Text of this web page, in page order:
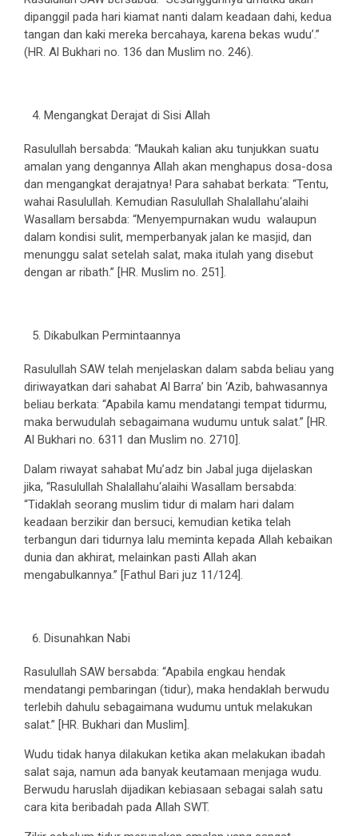
dipanggil pada hari kiamat nanti dalam keadaan dahi, kedua
tangan dan kaki mereka bercahaya, karena bekas wudu’.”
(HR. Al Bukhari no. 136 dan Muslim no. 246).
Mengangkat Derajat di Sisi Allah
Rasulullah bersabda: “Maukah kalian aku tunjukkan suatu
amalan yang dengannya Allah akan menghapus dosa-dosa
dan mengangkat derajatnya! Para sahabat berkata: “Tentu,
wahai Rasulullah. Kemudian Rasulullah Shalallahu‘alaihi
Wasallam bersabda: “Menyempurnakan wudu walaupun
dalam kondisi sulit, memperbanyak jalan ke masjid, dan
menunggu salat setelah salat, maka itulah yang disebut
dengan ar ribath.” [HR. Muslim no. 251].
Dikabulkan Permintaannya
Rasulullah SAW telah menjelaskan dalam sabda beliau yang
diriwayatkan dari sahabat Al Barra’ bin ‘Azib, bahwasannya
beliau berkata: “Apabila kamu mendatangi tempat tidurmu,
maka berwudulah sebagaimana wudumu untuk salat.” [HR.
Al Bukhari no. 6311 dan Muslim no. 2710].
Dalam riwayat sahabat Mu’adz bin Jabal juga dijelaskan
jika, “Rasulullah Shalallahu‘alaihi Wasallam bersabda:
“Tidaklah seorang muslim tidur di malam hari dalam
keadaan berzikir dan bersuci, kemudian ketika telah
terbangun dari tidurnya lalu meminta kepada Allah kebaikan
dunia dan akhirat, melainkan pasti Allah akan
mengabulkannya.” [Fathul Bari juz 11/124].
Disunahkan Nabi
Rasulullah SAW bersabda: “Apabila engkau hendak
mendatangi pembaringan (tidur), maka hendaklah berwudu
terlebih dahulu sebagaimana wudumu untuk melakukan
salat.” [HR. Bukhari dan Muslim].
Wudu tidak hanya dilakukan ketika akan melakukan ibadah
salat saja, namun ada banyak keutamaan menjaga wudu.
Berwudu haruslah dijadikan kebiasaan sebagai salah satu
cara kita beribadah pada Allah SWT.